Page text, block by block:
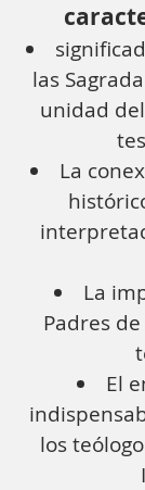
las
unidad
La
La
Padres
El
los